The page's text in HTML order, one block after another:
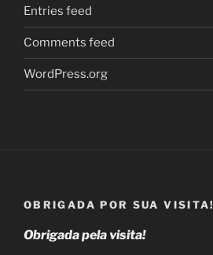
Entries feed
Comments feed
WordPress.org
OBRIGADA POR SUA VISITA!
Obrigada pela visita!